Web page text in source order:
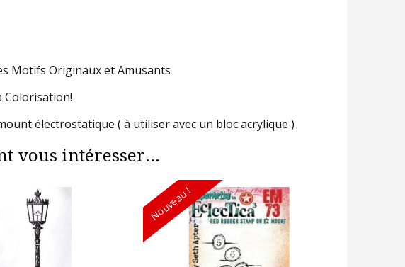
Motifs Originaux et Amusants
Colorisation!
électrostatique ( à utiliser avec un bloc acrylique )
vous intéresser...
Nouveau !